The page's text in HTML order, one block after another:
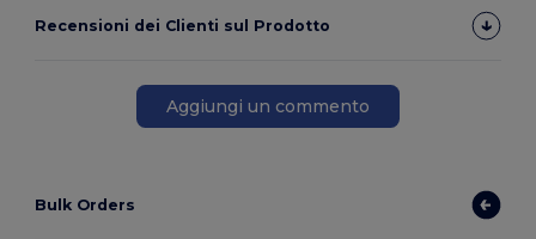
Recensioni dei Clienti sul Prodotto
Aggiungi un commento
Bulk Orders